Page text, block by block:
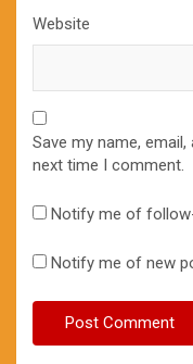
Website
Save my name,
next time I comment.
Notify me of
Notify me of new